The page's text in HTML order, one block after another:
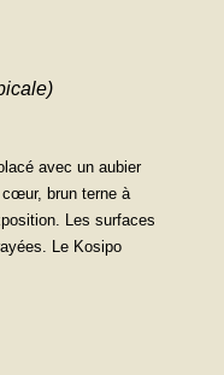
avec un aubier
brun terne à
Les surfaces
Le Kosipo